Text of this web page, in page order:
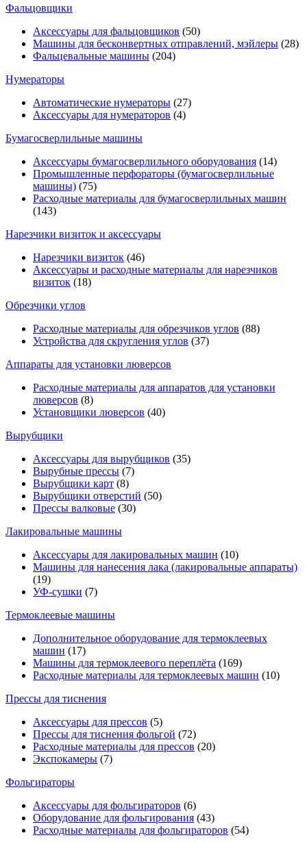
Фальцовщики
Аксессуары для фальцовщиков (50)
Машины для бесконвертных отправлений, мэйлеры (28)
Фальцевальные машины (204)
Нумераторы
Автоматические нумераторы (27)
Аксессуары для нумераторов (4)
Бумагосверлильные машины
Аксессуары бумагосверлильного оборудования (14)
Промышленные перфораторы (бумагосверлильные
машины) (75)
Расходные материалы для бумагосверлильных машин
(143)
Нарезчики визиток и аксессуары
Нарезчики визиток (46)
Аксессуары и расходные материалы для нарезчиков
визиток (18)
Обрезчики углов
Расходные материалы для обрезчиков углов (88)
Устройства для скругления углов (37)
Аппараты для установки люверсов
Расходные материалы для аппаратов для установки
люверсов (8)
Установщики люверсов (40)
Вырубщики
Аксессуары для вырубщиков (35)
Вырубные прессы (7)
Вырубщики карт (8)
Вырубщики отверстий (50)
Прессы валковые (30)
Лакировальные машины
Аксессуары для лакировальных машин (10)
Машины для нанесения лака (лакировальные аппараты)
(19)
УФ-сушки (7)
Термоклеевые машины
Дополнительное оборудование для термоклеевых
машин (17)
Машины для термоклеевого переплёта (169)
Расходные материалы для термоклеевых машин (10)
Прессы для тиснения
Аксессуары для прессов (5)
Прессы для тиснения фольгой (72)
Расходные материалы для прессов (20)
Экспокамеры (7)
Фольгираторы
Аксессуары для фольгираторов (6)
Оборудование для фольгирования (43)
Расходные материалы для фольгираторов (54)